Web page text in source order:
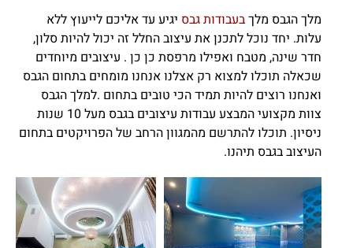
מלך הגבס מלךבעבודות גבס יגיע עד אליכם לייעוץ ללא
עלות. יחד נוכל לתכנן את עיצוב החלל זה יכול להיות סלון,
חדר שינה, מטבח ואפילו מרפסת כן כן . עיצובים מיוחדים
שכאלה תוכלו למצוא רק אצלנו אנחנו מומחים בתחום הגבס
ואנחנו רוצים להיות תמיד הכי טובים בתחום .למלך הגבס
צוות מקצועי המבצע עבודות עיצובים בגבס מעל 10 שנות
ניסיון. תוכלו להתרשם מהמגוון הרחב של הפרויקטים בתחום
העיצוב בגבס תיהנו.